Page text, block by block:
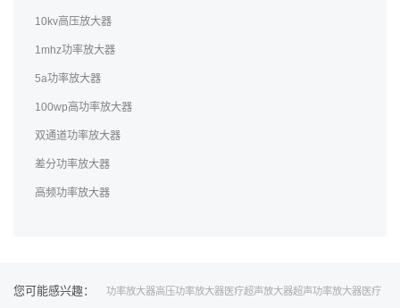
10kv高压放大器
1mhz功率放大器
5a功率放大器
100wp高功率放大器
双通道功率放大器
差分功率放大器
高频功率放大器
您可能感兴趣： 功率放大器高压功率放大器医疗超声放大器超声功率放大器医疗